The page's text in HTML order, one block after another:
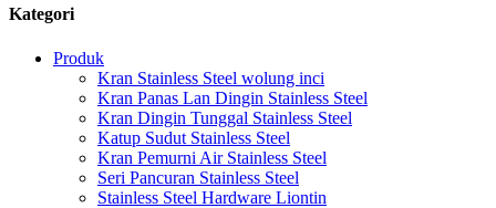
Kategori
Produk
Kran Stainless Steel wolung inci
Kran Panas Lan Dingin Stainless Steel
Kran Dingin Tunggal Stainless Steel
Katup Sudut Stainless Steel
Kran Pemurni Air Stainless Steel
Seri Pancuran Stainless Steel
Stainless Steel Hardware Liontin